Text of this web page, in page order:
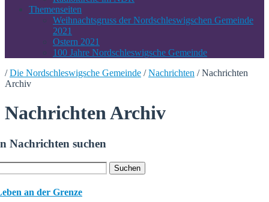
Themenseiten
Weihnachtsgruss der Nordschleswigschen Gemeinde
2021
Ostern 2021
100 Jahre Nordschleswigsche Gemeinde
/ Die Nordschleswigsche Gemeinde / Nachrichten /Nachrichten
Archiv
Nachrichten Archiv
Nachrichten suchen
an der Grenze